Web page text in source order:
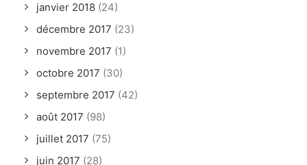
janvier 2018 (24)
décembre 2017 (23)
novembre 2017 (1)
octobre 2017 (30)
septembre 2017 (42)
août 2017 (98)
juillet 2017 (75)
juin 2017 (28)